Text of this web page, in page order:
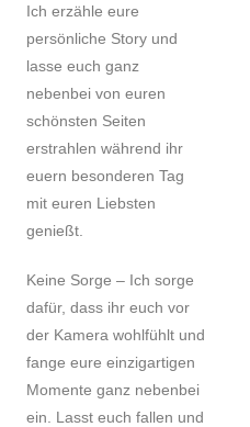
Ich erzähle eure
persönliche Story und
lasse euch ganz
nebenbei von euren
schönsten Seiten
erstrahlen während ihr
euern besonderen Tag
mit euren Liebsten
genießt.
Keine Sorge – Ich sorge
dafür, dass ihr euch vor
der Kamera wohlfühlt und
fange eure einzigartigen
Momente ganz nebenbei
ein. Lasst euch fallen und